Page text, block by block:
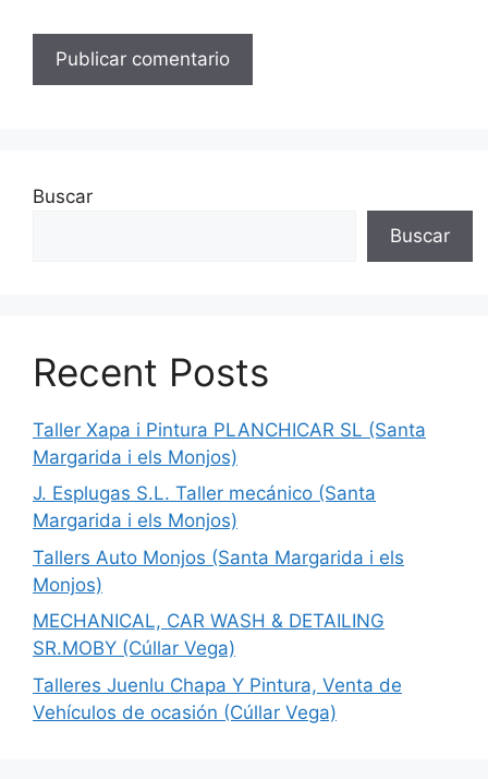
Buscar
Buscar
Recent Posts
Taller Xapa i Pintura PLANCHICAR SL (Santa
Margarida i els Monjos)
J. Esplugas S.L. Taller mecánico (Santa
Margarida i els Monjos)
Tallers Auto Monjos (Santa Margarida i els
Monjos)
MECHANICAL, CAR WASH & DETAILING
SR.MOBY (Cúllar Vega)
Talleres Juenlu Chapa Y Pintura, Venta de
Vehículos de ocasión (Cúllar Vega)